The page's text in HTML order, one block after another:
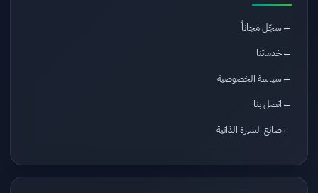
سجّل مجاناً
خدماتنا
سياسة الخصوصية
اتصل بنا
صانع السيرة الذاتية